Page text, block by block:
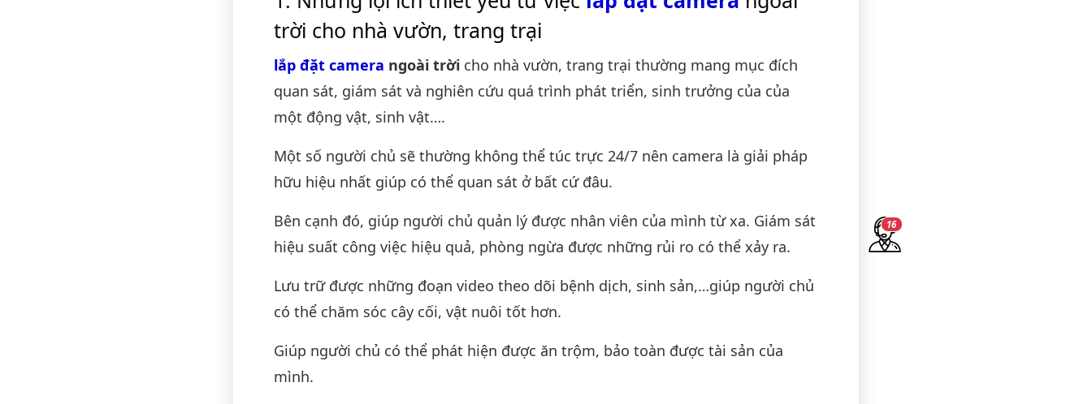
15
trời cho nhà vườn, trang trại
lắp đặt camera ngoài trời cho nhà vườn, trang trại thường mang mục đích
quan sát, giám sát và nghiên cứu quá trình phát triển, sinh trưởng của của
một động vật, sinh vật….
Một số người chủ sẽ thường không thể túc trực 24/7 nên camera là giải pháp
hữu hiệu nhất giúp có thể quan sát ở bất cứ đâu.
Bên cạnh đó, giúp người chủ quản lý được nhân viên của mình từ xa. Giám sát
hiệu suất công việc hiệu quả, phòng ngừa được những rủi ro có thể xảy ra.
Lưu trữ được những đoạn video theo dõi bệnh dịch, sinh sản,…giúp người chủ
có thể chăm sóc cây cối, vật nuôi tốt hơn.
Giúp người chủ có thể phát hiện được ăn trộm, bảo toàn được tài sản của
mình.